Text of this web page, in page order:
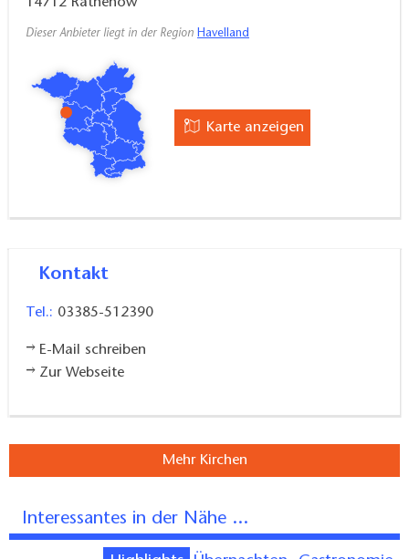
Dieser Anbieter liegt in der Region Havelland
Karte anzeigen
Kontakt
Tel.: 03385-512390
E-Mail schreiben
Zur Webseite
Mehr Kirchen
Interessantes in der Nähe ...